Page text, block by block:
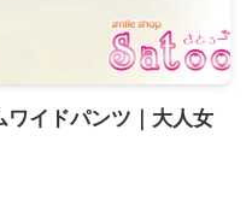
ワイドパンツ｜大人女